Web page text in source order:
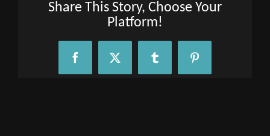
Share This Story, Choose Your
Platform!
FacebookX Tumblr Pinterest